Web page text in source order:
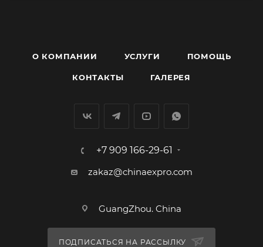
О КОМПАНИИ УСЛУГИ ПОМОЩЬ
КОНТАКТЫ ГАЛЕРЕЯ
+7 909 166-29-61
zakaz@chinaexpro.com
GuangZhou. China
ПОДПИСАТЬСЯ НА РАССЫЛКУ